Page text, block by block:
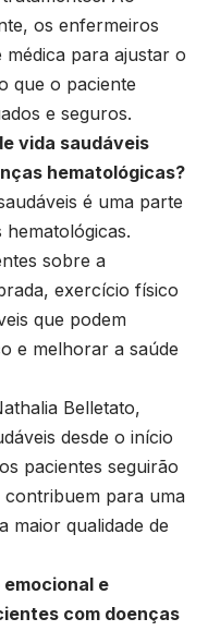
os enfermeiros
para ajustar o
que o paciente
e seguros.
vida saudáveis
hematológicas?
é uma parte
hematológicas.
sobre a
exercício físico
que podem
e melhorar a saúde
Belletato,
desde o início
pacientes seguirão
contribuem para uma
maior qualidade de
e
com doenças